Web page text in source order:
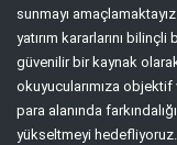
sunmayı
yatırım kararlarını
güvenilir bir kaynak
okuyucularımıza
para alanında
yükseltmeyi hedefliyoruz.